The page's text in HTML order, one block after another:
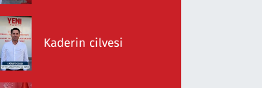
Kaderin cilvesi